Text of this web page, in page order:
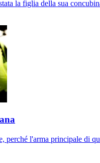
la figlia della sua
perché l'arma principale di